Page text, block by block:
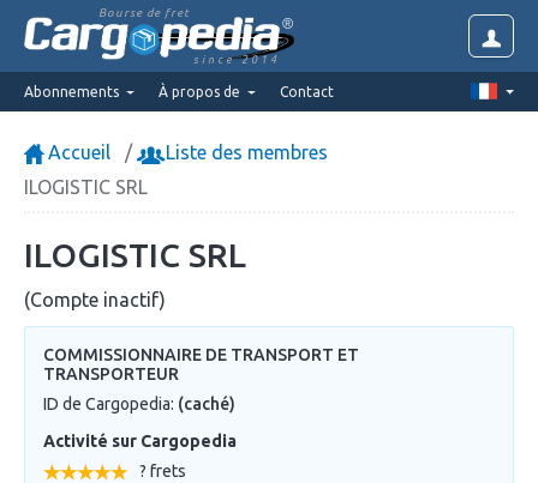
Bourse de fret
since 2014
Abonnements À propos de Contact
Accueil
Liste des membres
ILOGISTIC SRL
ILOGISTIC SRL
(Compte inactif)
COMMISSIONNAIRE DE TRANSPORT ET
TRANSPORTEUR
ID de Cargopedia: (caché)
Activité sur Cargopedia
? frets